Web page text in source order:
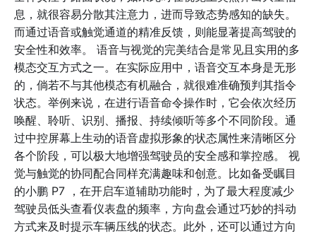
息，就很容易分散其注意力，进而导致态势感知的缺失。
而通过语音或触觉通道的精准反馈，则能显著提高驾驶的
安全性和效率。 语音与视觉的完美结合是常见且实用的多
模态交互方式之一。在实际应用中，语音交互本身是无形
的，倘若不与其他模态有机融合，就很难准确预判其指令
状态。举例来说，在进行语音命令操作时，它会依次经历
唤醒、聆听、识别、播报、持续倾听等多个不同阶段。通
过中控屏幕上生动的语音虚拟形象的状态属性来清晰区分
各个阶段，可以极大地增强驾驶员的安全感和掌控感。 视
觉与触觉的协同配合同样充满趣味和创意。比如备受瞩目
的小鹏 P7 ，在开启车道辅助功能时，为了最大程度减少
驾驶员低头查看仪表盘的频率，方向盘会通过巧妙的抖动
方式来及时提示车辆压线的状态。此外，还可以通过方向